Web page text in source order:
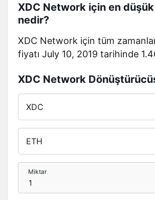
XDC Network için en
nedir?
XDC Network için tüm
fiyatı July 10, 2019 tarihinde
XDC Network
Miktar